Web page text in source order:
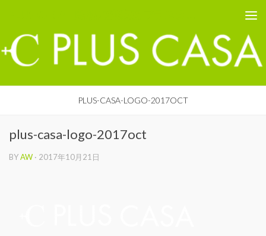
PLUS-CASA-LOGO-2017OCT
plus-casa-logo-2017oct
BYAW · 2017年10月21日